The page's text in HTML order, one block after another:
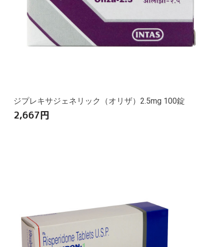
ジプレキサジェネリック（オリザ）2.5mg 100錠
2,667円